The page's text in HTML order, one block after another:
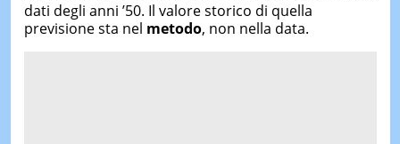
dati degli anni ’50. Il valore storico di quella
previsione sta nel metodo, non nella data.